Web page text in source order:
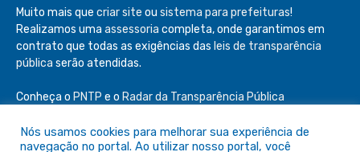
Muito mais que criar site ou sistema para prefeituras!
Realizamos uma assessoria completa, onde garantimos em
contrato que todas as exigências das leis de transparência
pública serão atendidas.
Conheça o PNTP e o Radar da Transparência Pública
Nós usamos cookies para melhorar sua experiência de
navegação no portal. Ao utilizar nosso portal, você